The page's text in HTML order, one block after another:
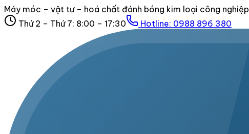
Máy móc – vật tư – hoá chất đánh bóng kim loại công nghiệp
Thứ 2 – Thứ 7: 8:00 – 17:30
Hotline: 0988 896 380